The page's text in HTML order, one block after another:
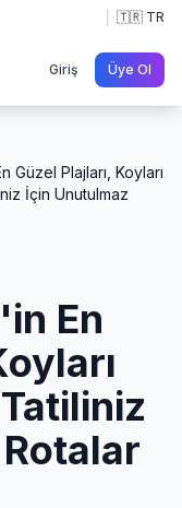
🇹🇷 TR
Giriş Üye Ol
Plajları, Koyları
İçin Unutulmaz
En